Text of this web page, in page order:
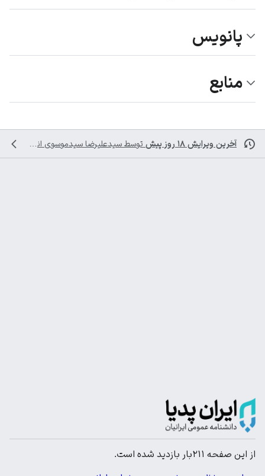
پانویس
منابع
آخرین ویرایش ۱۸ روز پیش توسط سیدعلیرضا سیدموسوی انجام شده است
از این صفحه ۲۱۱بار بازدید شده است.